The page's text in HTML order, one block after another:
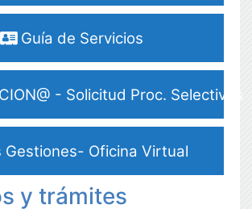
Guía de Servicios
- Solicitud Proc. Selectivos
Oficina Virtual
y trámites